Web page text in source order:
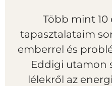
Több mint 10
tapasztalataim
emberrel és
Eddigi utamon
lélekről az